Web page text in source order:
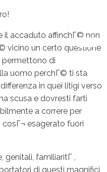
il accaduto affinchГ© non
vicino un certo questione
permettono di
uomo perchГ© ti sta
in quei litigi verso
scusa e dovresti farti
a correre per
esagerato fuori
genitali, familiaritГ ,
di questi magnifici